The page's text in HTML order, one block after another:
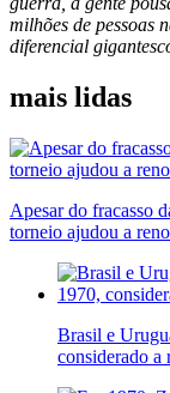
milhões de pessoas
diferencial
mais lidas
Apesar do fracasso
torneio ajudou a
Brasil e
considerado a